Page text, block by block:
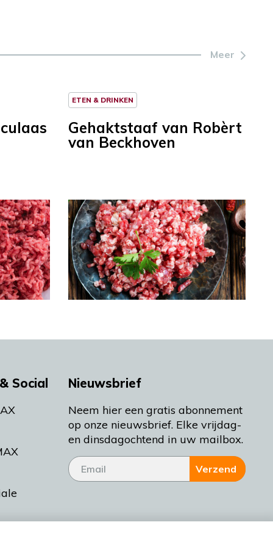
Meer
ETEN & DRINKEN
Gehaktstaaf van Robèrt
van Beckhoven
Social Nieuwsbrief
Neem hier een gratis abonnement
op onze nieuwsbrief. Elke vrijdag-
en dinsdagochtend in uw mailbox.
Verzend